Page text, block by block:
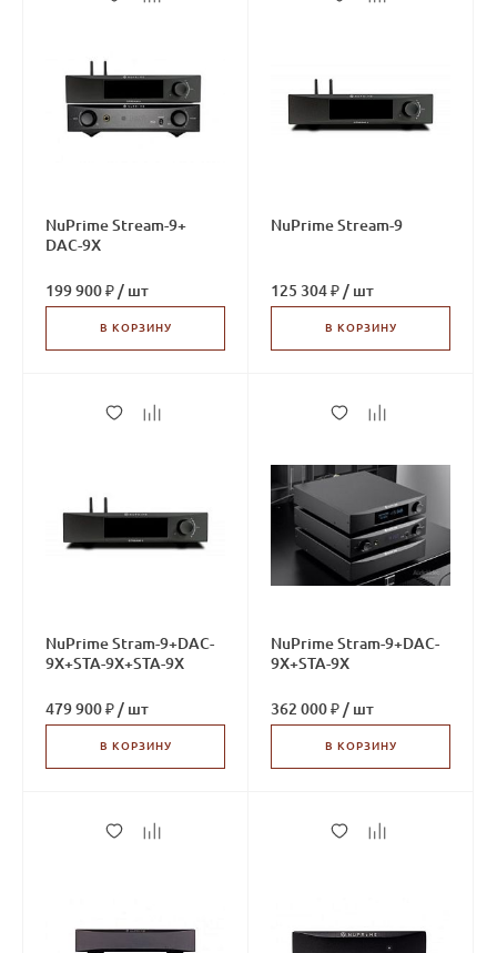
NuPrime Stream-9+
DAC-9X
199 900 ₽ / шт
В КОРЗИНУ
NuPrime Stream-9
125 304 ₽ / шт
В КОРЗИНУ
NuPrime Stram-9+DAC-
9X+STA-9X+STA-9X
479 900 ₽ / шт
В КОРЗИНУ
NuPrime Stram-9+DAC-
9X+STA-9X
362 000 ₽ / шт
В КОРЗИНУ